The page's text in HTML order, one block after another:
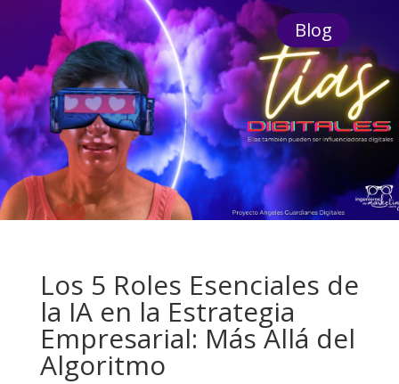
Blog
Los 5 Roles Esenciales de
la IA en la Estrategia
Empresarial: Más Allá del
Algoritmo